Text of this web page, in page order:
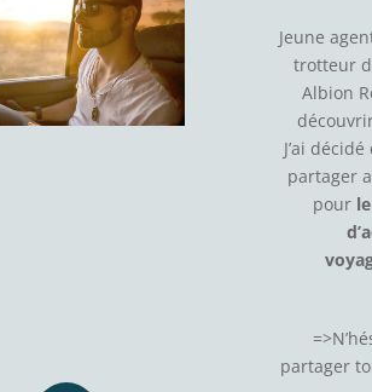
Jeune
trotteur
Albion
J’ai
partager
pour
partager